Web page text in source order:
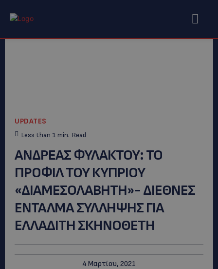
UPDATES
Less than 1 min. Read
ΑΝΔΡΕΑΣ ΦΥΛΑΚΤΟΥ: ΤΟ
ΠΡΟΦΙΛ ΤΟΥ ΚΥΠΡΙΟΥ
«ΔΙΑΜΕΣΟΛΑΒΗΤΗ»- ΔΙΕΘΝΕΣ
ΕΝΤΑΛΜΑ ΣΥΛΛΗΨΗΣ ΓΙΑ
ΕΛΛΑΔΙΤΗ ΣΚΗΝΟΘΕΤΗ
4 Μαρτίου, 2021